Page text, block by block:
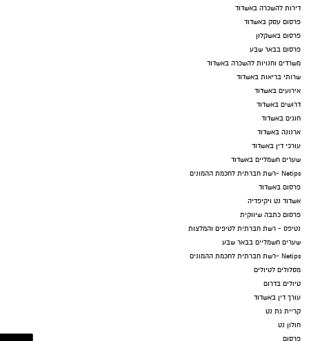
דירות להשכרה באשדוד
פרסום עסק באשדוד
פרסום באשקלון
פרסום בבאר שבע
משרדים וחנויות להשכרה באשדוד
שרותי בריאות באשדוד
אירועים באשדוד
דרושים באשדוד
חוגים באשדוד
ארנונה באשדוד
עורכי דין באשדוד
שערים חשמליים באשדוד
Netips -רשת חברתית לחכמת ההמונים
פרסום באשדוד
אשדוד נט ויקיפדיה
פרסום כתבה שיווקית
נטיפס - רשת חברתית לטיפים והמלצות
שערים חשמליים בבאר שבע
Netips -רשת חברתית לחכמת ההמונים
מסלולים לטיולים
טיולים בדרום
עורך דין באשדוד
קריית גת נט
חולון נט
פרסום